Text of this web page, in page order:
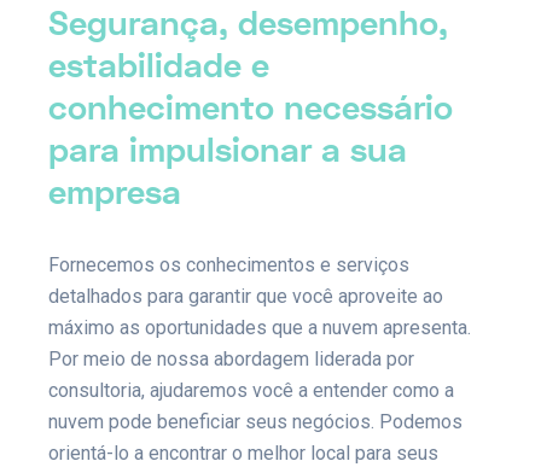
Segurança, desempenho,
estabilidade e
conhecimento necessário
para impulsionar a sua
empresa
Fornecemos os conhecimentos e serviços
detalhados para garantir que você aproveite ao
máximo as oportunidades que a nuvem apresenta.
Por meio de nossa abordagem liderada por
consultoria, ajudaremos você a entender como a
nuvem pode beneficiar seus negócios. Podemos
orientá-lo a encontrar o melhor local para seus